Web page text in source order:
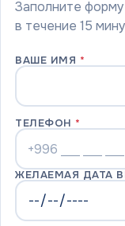
Заполните
в течение 15
ВАШЕ ИМЯ *
ТЕЛЕФОН *
ЖЕЛАЕМАЯ ДАТА